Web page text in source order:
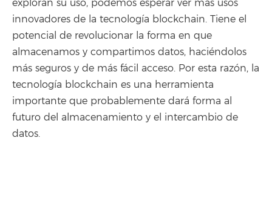
exploran su uso, podemos esperar ver más usos
innovadores de la tecnología blockchain. Tiene el
potencial de revolucionar la forma en que
almacenamos y compartimos datos, haciéndolos
más seguros y de más fácil acceso. Por esta razón, la
tecnología blockchain es una herramienta
importante que probablemente dará forma al
futuro del almacenamiento y el intercambio de
datos.